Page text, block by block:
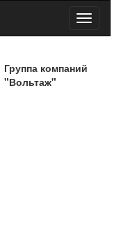
Toggle
Группа компаний
"Вольтаж"